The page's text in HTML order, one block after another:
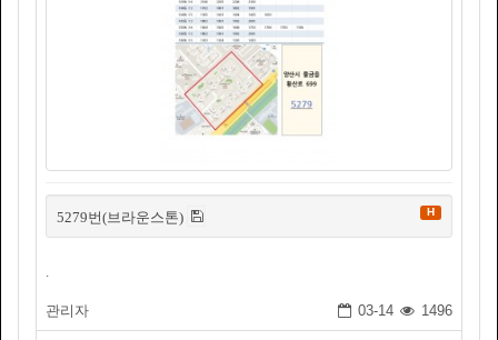
5279번(브라운스톤) H
.
관리자 03-14 1496